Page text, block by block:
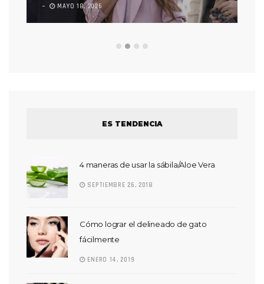
MAYO 18, 2026
ES TENDENCIA
4 maneras de usar la sábila/Aloe Vera
SEPTIEMBRE 26, 2018
Cómo lograr el delineado de gato
fácilmente
ENERO 14, 2019